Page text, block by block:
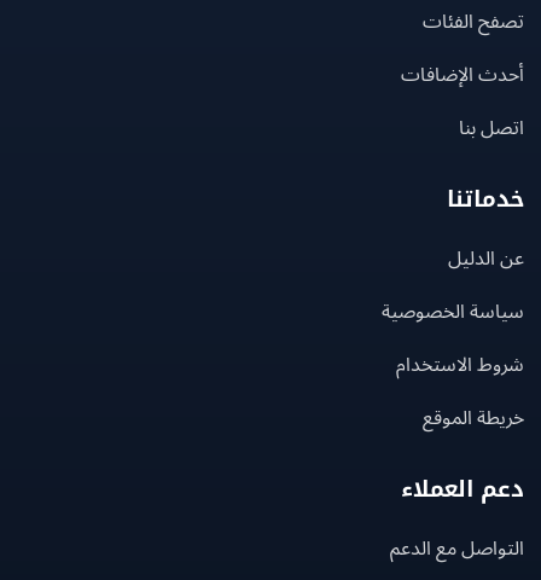
الفئات
الإضافات
بنا
الخصوصية
الاستخدام
الموقع
العملاء
مع الدعم